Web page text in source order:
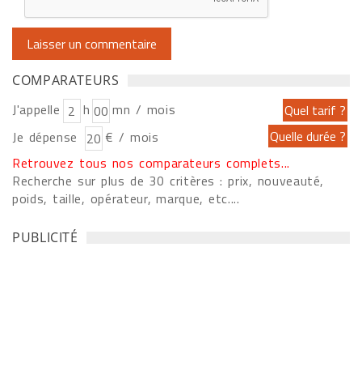
COMPARATEURS
J'appelle h
mn / mois
Je dépense
€ / mois
Retrouvez tous nos comparateurs complets...
Recherche sur plus de 30 critères : prix, nouveauté,
poids, taille, opérateur, marque, etc....
PUBLICITÉ